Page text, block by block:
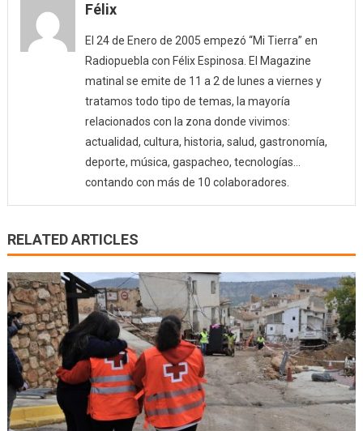
Félix
El 24 de Enero de 2005 empezó “Mi Tierra” en
Radiopuebla con Félix Espinosa. El Magazine
matinal se emite de 11 a 2 de lunes a viernes y
tratamos todo tipo de temas, la mayoría
relacionados con la zona donde vivimos:
actualidad, cultura, historia, salud, gastronomía,
deporte, música, gaspacheo, tecnologías…
contando con más de 10 colaboradores.
RELATED ARTICLES